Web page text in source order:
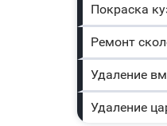
Покраска
Ремонт
Удаление
Удаление